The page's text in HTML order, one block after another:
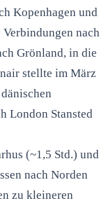
Kopenhagen und
nach
Grönland, in die
stellte im März
London Stansted
(~1,5 Std.) und
nach Norden
zu kleineren